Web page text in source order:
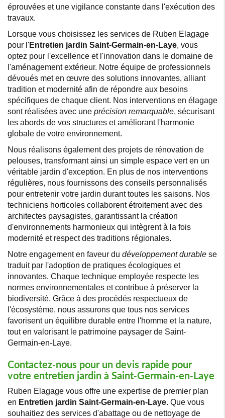
éprouvées et une vigilance constante dans l'exécution des
travaux.
Lorsque vous choisissez les services de Ruben Elagage
pour l'Entretien jardin Saint-Germain-en-Laye, vous
optez pour l'excellence et l'innovation dans le domaine de
l'aménagement extérieur. Notre équipe de professionnels
dévoués met en œuvre des solutions innovantes, alliant
tradition et modernité afin de répondre aux besoins
spécifiques de chaque client. Nos interventions en élagage
sont réalisées avec une précision remarquable, sécurisant
les abords de vos structures et améliorant l'harmonie
globale de votre environnement.
Nous réalisons également des projets de rénovation de
pelouses, transformant ainsi un simple espace vert en un
véritable jardin d'exception. En plus de nos interventions
régulières, nous fournissons des conseils personnalisés
pour entretenir votre jardin durant toutes les saisons. Nos
techniciens horticoles collaborent étroitement avec des
architectes paysagistes, garantissant la création
d'environnements harmonieux qui intègrent à la fois
modernité et respect des traditions régionales.
Notre engagement en faveur du développement durable se
traduit par l'adoption de pratiques écologiques et
innovantes. Chaque technique employée respecte les
normes environnementales et contribue à préserver la
biodiversité. Grâce à des procédés respectueux de
l'écosystème, nous assurons que tous nos services
favorisent un équilibre durable entre l'homme et la nature,
tout en valorisant le patrimoine paysager de Saint-
Germain-en-Laye.
Contactez-nous pour un devis rapide pour
votre entretien jardin à Saint-Germain-en-Laye
Ruben Elagage vous offre une expertise de premier plan
en Entretien jardin Saint-Germain-en-Laye. Que vous
souhaitiez des services d'abattage ou de nettoyage de